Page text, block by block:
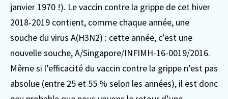
janvier 1970 !). Le vaccin contre la grippe de cet hiver
2018-2019 contient, comme chaque année, une
souche du virus A(H3N2) : cette année, c’est une
nouvelle souche, A/Singapore/INFIMH-16-0019/2016.
Même si l’efficacité du vaccin contre la grippe n’est pas
absolue (entre 25 et 55 % selon les années), il est donc